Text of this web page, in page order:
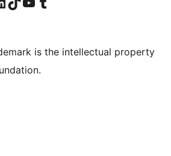
is the intellectual property